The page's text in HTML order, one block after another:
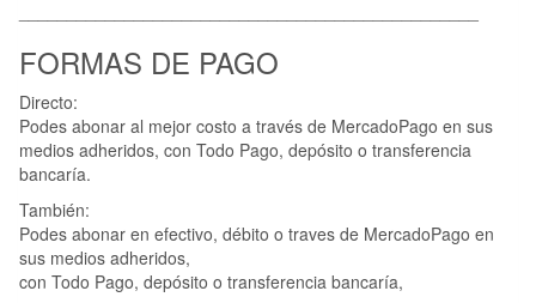
FORMAS DE PAGO
Directo:
Podes abonar al mejor costo a través de MercadoPago en sus
medios adheridos, con Todo Pago, depósito o transferencia
bancaría.
También:
Podes abonar en efectivo, débito o traves de MercadoPago en
sus medios adheridos,
con Todo Pago, depósito o transferencia bancaría,